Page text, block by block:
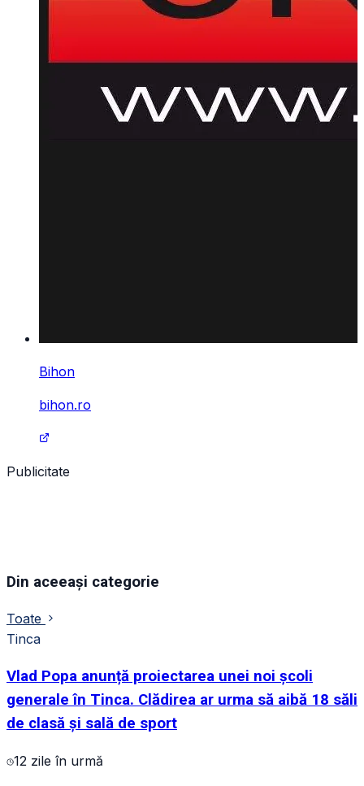
Bihon
bihon.ro
Publicitate
Din aceeași categorie
Toate
Tinca
Vlad Popa anunță proiectarea unei noi școli
generale în Tinca. Clădirea ar urma să aibă 18 săli
de clasă și sală de sport
12 zile în urmă